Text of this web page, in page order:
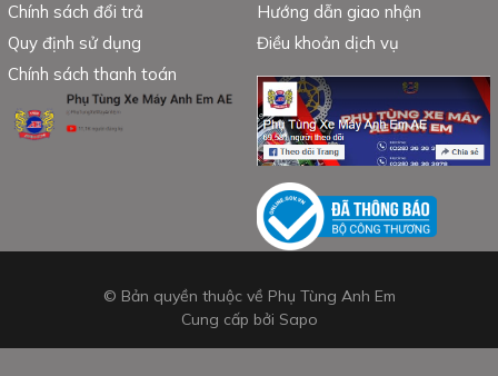
Chính sách đổi trả
Quy định sử dụng
Chính sách thanh toán
Hướng dẫn giao nhận
Điều khoản dịch vụ
© Bản quyền thuộc về Phụ Tùng Anh Em
Cung cấp bởi Sapo